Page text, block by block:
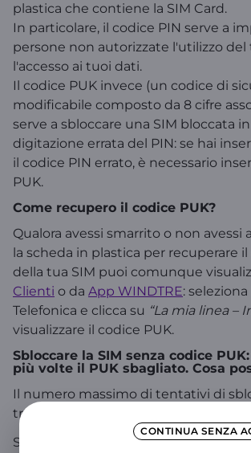
CONTINUA SENZA
plastica che contiene la SIM Card.
In particolare, il codice PIN serve a
persone non autorizzate l'utilizzo del
l'accesso ai tuoi dati.
Il codice PUK invece (un codice di
modificabile composto da 8 cifre
serve a sbloccare una SIM bloccata
digitazione errata del PIN: se hai
il codice PIN errato, è necessario
PUK.
Come recupero il codice PUK?
Qualora avessi smarrito o non avessi
la scheda in plastica per recuperare
della tua SIM puoi comunque
Clienti o da App WINDTRE:
Telefonica e clicca su “La mia linea –
visualizzare il codice PUK.
Sbloccare la SIM senza codice
più volte il PUK sbagliato. Cosa
Il numero massimo di tentativi di
tramite digitazione PUK è pari a 10.
Se viene digitato un PUK errato per